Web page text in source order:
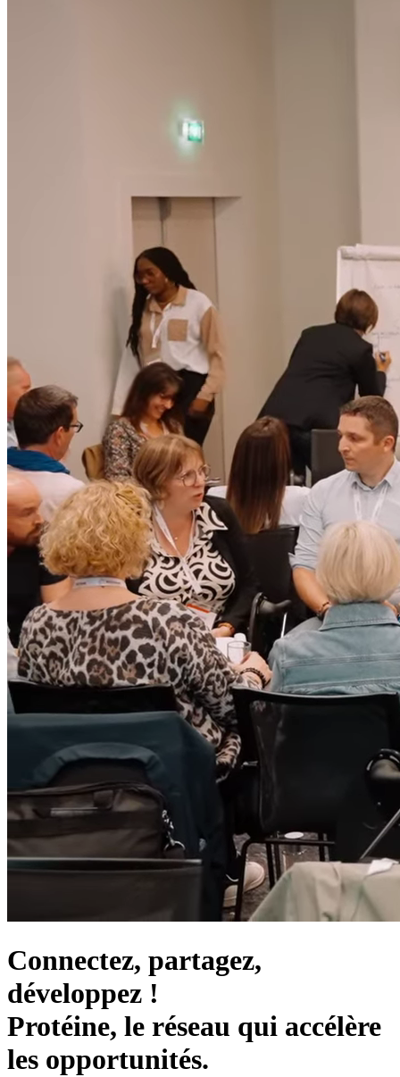
Connectez, partagez,
développez !
Protéine, le réseau qui accélère
les opportunités.